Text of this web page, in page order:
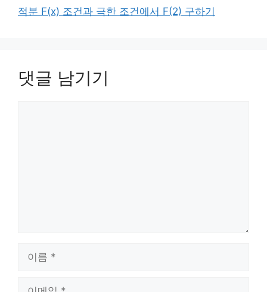
적분 F(x) 조건과 극한 조건에서 F(2) 구하기
댓글 남기기